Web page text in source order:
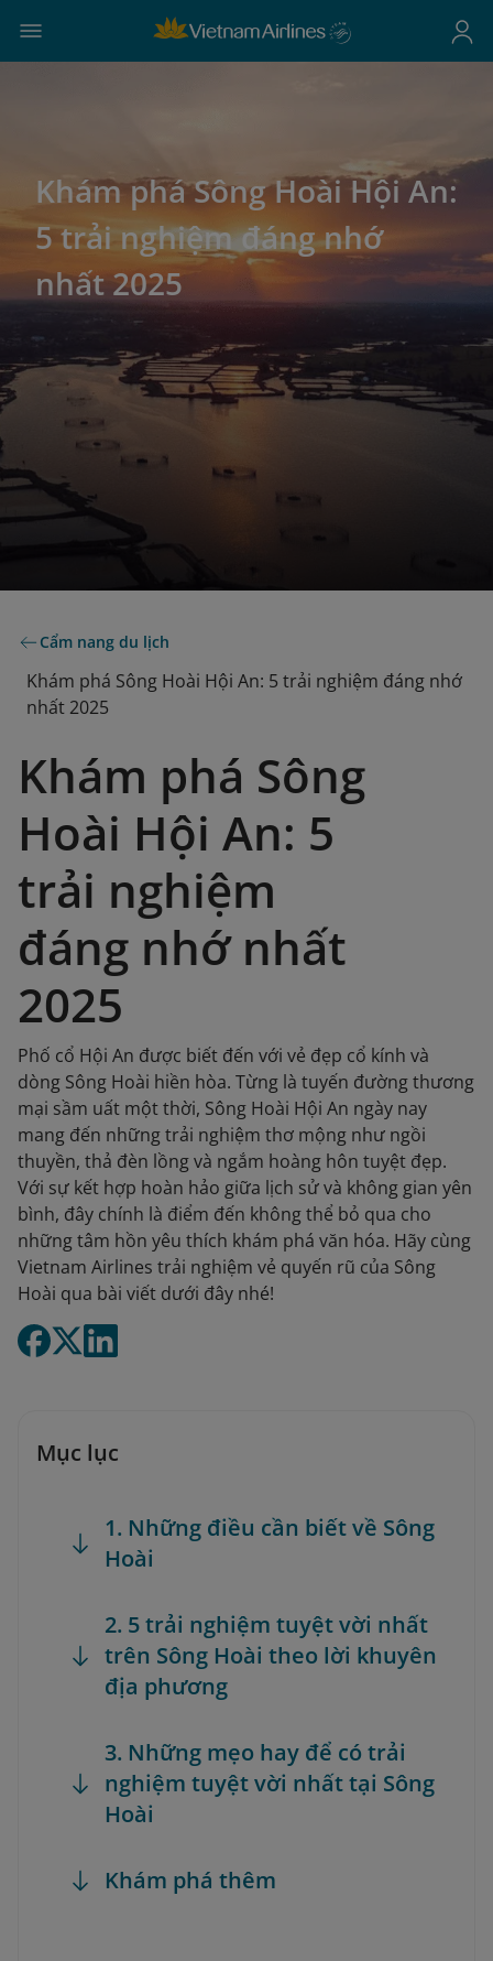
Khám phá Sông Hoài Hội An:
5 trải nghiệm đáng nhớ
nhất 2025
Cẩm nang du lịch
Khám phá Sông Hoài Hội An: 5 trải nghiệm đáng nhớ
nhất 2025
Khám phá Sông
Hoài Hội An: 5
trải nghiệm
đáng nhớ nhất
2025
Phố cổ Hội An được biết đến với vẻ đẹp cổ kính và
dòng Sông Hoài hiền hòa. Từng là tuyến đường thương
mại sầm uất một thời, Sông Hoài Hội An ngày nay
mang đến những trải nghiệm thơ mộng như ngồi
thuyền, thả đèn lồng và ngắm hoàng hôn tuyệt đẹp.
Với sự kết hợp hoàn hảo giữa lịch sử và không gian yên
bình, đây chính là điểm đến không thể bỏ qua cho
những tâm hồn yêu thích khám phá văn hóa. Hãy cùng
Vietnam Airlines trải nghiệm vẻ quyến rũ của Sông
Hoài qua bài viết dưới đây nhé!
Mục lục
1. Những điều cần biết về Sông
Hoài
2. 5 trải nghiệm tuyệt vời nhất
trên Sông Hoài theo lời khuyên
địa phương
3. Những mẹo hay để có trải
nghiệm tuyệt vời nhất tại Sông
Hoài
Khám phá thêm